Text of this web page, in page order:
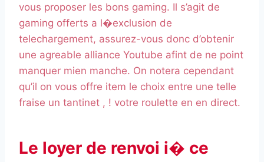
vous proposer les bons gaming. Il s’agit de
gaming offerts a l�exclusion de
telechargement, assurez-vous donc d’obtenir
une agreable alliance Youtube afint de ne point
manquer mien manche. On notera cependant
qu’il on vous offre item le choix entre une telle
fraise un tantinet , ! votre roulette en en direct.
Le loyer de renvoi i� ce